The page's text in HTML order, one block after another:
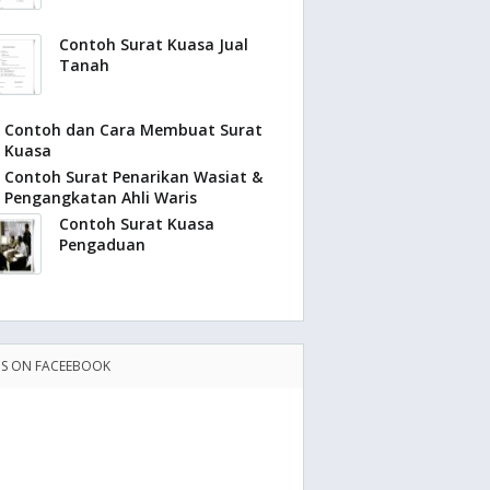
Contoh Surat Kuasa Jual
Tanah
Contoh dan Cara Membuat Surat
Kuasa
Contoh Surat Penarikan Wasiat &
Pengangkatan Ahli Waris
Contoh Surat Kuasa
Pengaduan
ON FACEEBOOK